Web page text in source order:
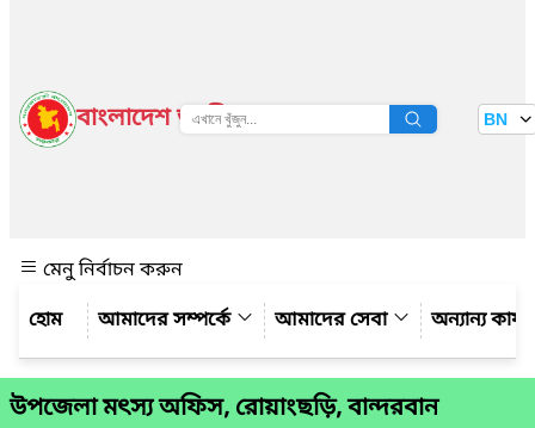
বাংলাদেশ জাতীয় তথ্য বাতায়ন BN
মেনু নির্বাচন করুন
আমাদের সম্পর্কে
আমাদের সেবা অন্যান্য
উপজেলা মৎস্য অফিস, রোয়াংছড়ি, বান্দরবান